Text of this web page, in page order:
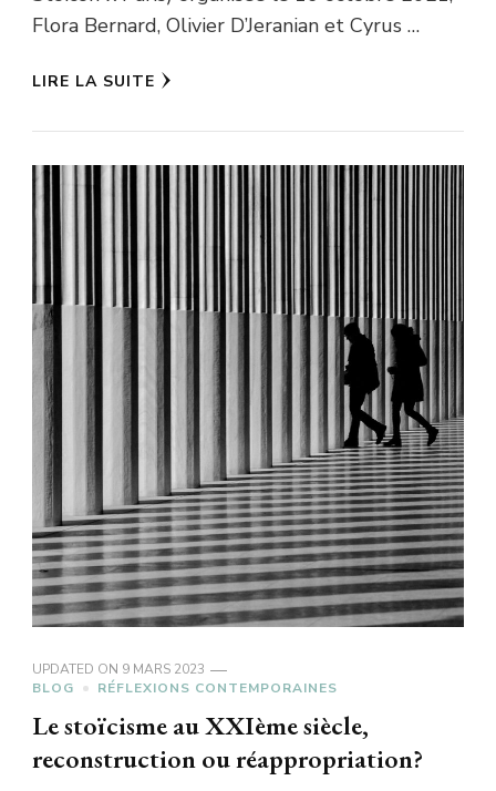
Flora Bernard, Olivier D’Jeranian et Cyrus …
LIRE LA SUITE
UPDATED ON 9 MARS 2023
BLOG
RÉFLEXIONS CONTEMPORAINES
Le stoïcisme au XXIème siècle,
reconstruction ou réappropriation?